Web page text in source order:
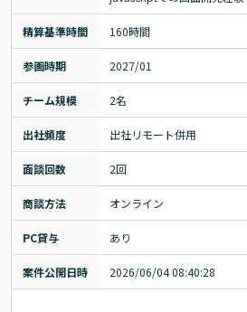
精算基準時間 160時間
参画時期 2027/01
チーム規模 2名
出社頻度 出社リモート併用
面談回数 2回
商談方法 オンライン
PC貸与 あり
案件公開日時 2026/06/04 08:40:28